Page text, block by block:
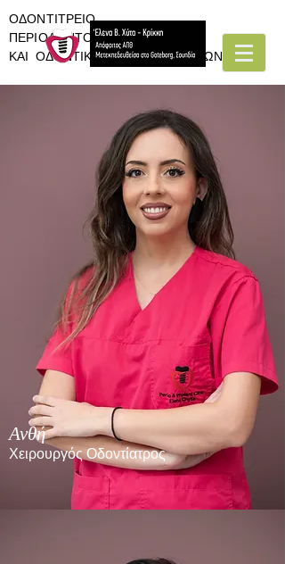
ΟΔΟΝΤΙΤΡΕΙΟ
ΠΕΡΙΟΔΟΝΤΟΛΟΓΙΑΣ
ΚΑΙ ΟΔΟΝΤΙΚΩΝ ΕΜΦΥΤΕΥΜΑΤΩΝ
Ανθή
Χειρουργός Οδοντίατρος